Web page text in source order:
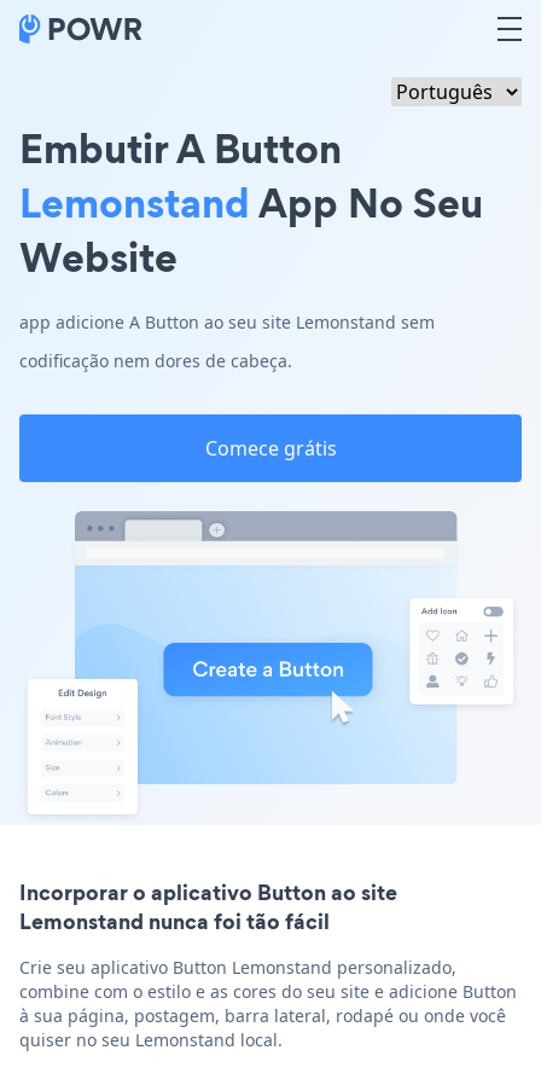
Embutir A Button
LemonstandApp No Seu
Website
app adicione A Button ao seu site Lemonstand sem
codificação nem dores de cabeça.
Comece grátis
Incorporar o aplicativo Button ao site
Lemonstand nunca foi tão fácil
Crie seu aplicativo Button Lemonstand personalizado,
combine com o estilo e as cores do seu site e adicione Button
à sua página, postagem, barra lateral, rodapé ou onde você
quiser no seu Lemonstand local.